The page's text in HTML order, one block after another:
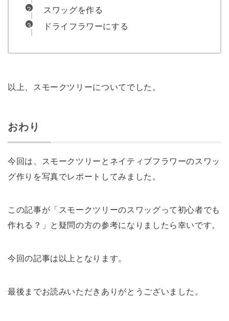
スワッグを作る
ドライフラワーにする
以上、スモークツリーについてでした。
おわり
今回は、スモークツリーとネイティブフラワーのスワッ
グ作りを写真でレポートしてみました。
この記事が「スモークツリーのスワッグって初心者でも
作れる？」と疑問の方の参考になりましたら幸いです。
今回の記事は以上となります。
最後までお読みいただきありがとうございました。